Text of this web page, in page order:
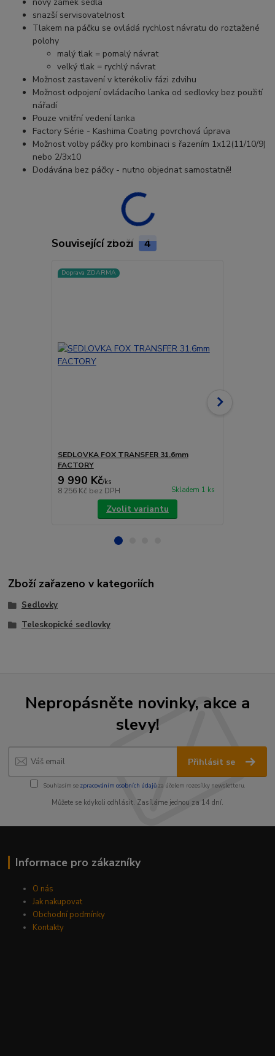
snazší servisovatelnost
Tlakem na páčku se ovládá rychlost návratu do roztažené
polohy
malý tlak = pomalý návrat
velký tlak = rychlý návrat
Možnost zastavení v kterékoliv fázi zdvihu
Možnost odpojení ovládacího lanka od sedlovky bez použití
nářadí
Pouze vnitřní vedení lanka
Factory Série - Kashima Coating povrchová úprava
Možnost volby páčky pro kombinaci s řazením 1x12(11/10/9)
nebo 2/3x10
Dodávána bez páčky - nutno objednat samostatně!
Související zboží 4
Doprava ZDARMA
SEDLOVKA FOX TRANSFER 31.6mm
FACTORY
9 990 Kč/ks
8 256 Kč bez DPH Skladem 1 ks
Zvolit variantu
Zboží zařazeno v kategoriích
Sedlovky
Teleskopické sedlovky
Nepropásněte novinky, akce a
slevy!
Přihlásit se
Souhlasím se zpracováním osobních údajůza účelem rozesílky newsletteru.
Můžete se kdykoli odhlásit. Zasíláme jednou za 14 dní.
Informace pro zákazníky
O nás
Jak nakupovat
Obchodní podmínky
Kontakty